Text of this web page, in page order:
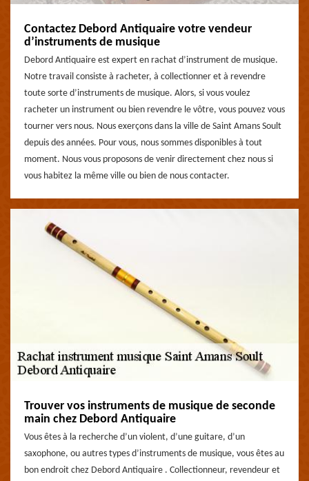
Contactez Debord Antiquaire votre vendeur
d’instruments de musique
Debord Antiquaire est expert en rachat d’instrument de musique.
Notre travail consiste à racheter, à collectionner et à revendre
toute sorte d’instruments de musique. Alors, si vous voulez
racheter un instrument ou bien revendre le vôtre, vous pouvez vous
tourner vers nous. Nous exerçons dans la ville de Saint Amans Soult
depuis des années. Pour vous, nous sommes disponibles à tout
moment. Nous vous proposons de venir directement chez nous si
vous habitez la même ville ou bien de nous contacter.
Trouver vos instruments de musique de seconde
main chez Debord Antiquaire
Vous êtes à la recherche d’un violent, d’une guitare, d’un
saxophone, ou autres types d’instruments de musique, vous êtes au
bon endroit chez Debord Antiquaire . Collectionneur, revendeur et